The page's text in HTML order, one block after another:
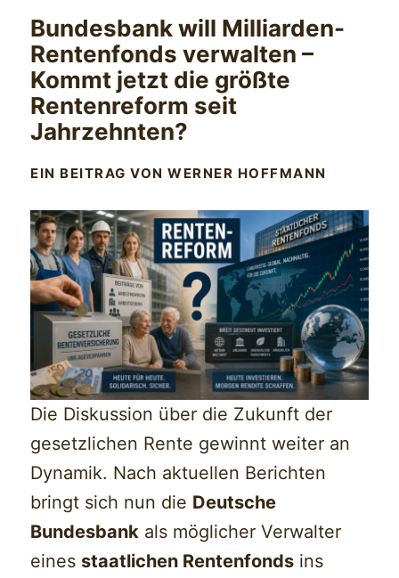
Bundesbank will Milliarden-
Rentenfonds verwalten –
Kommt jetzt die größte
Rentenreform seit
Jahrzehnten?
EIN BEITRAG VON WERNER HOFFMANN
Die Diskussion über die Zukunft der
gesetzlichen Rente gewinnt weiter an
Dynamik. Nach aktuellen Berichten
bringt sich nun die Deutsche
Bundesbank als möglicher Verwalter
eines staatlichen Rentenfonds ins